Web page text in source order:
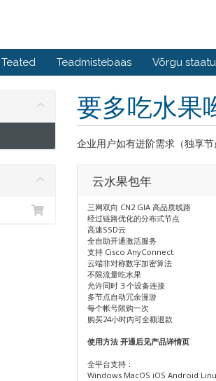
Teated Teadmistebaas Võrgu
要多吃水果
企业用户如有进阶需求（独享
云水果包年
三网双向 CN2 GIA 高品质线路
经过链路优化的分布式节点
高速SSD云
全自助开通激活服务
支持 Cisco AnyConnect
云端非对称数字加密算法
不限流量吃水果
允许同时 3 个设备连接
多节点自动冗余漫游
每个帐号限购一次
购买24小时内可全额退款
使用方法 开通后见产品详情页
全平台支持：
Windows MacOS iOS Android